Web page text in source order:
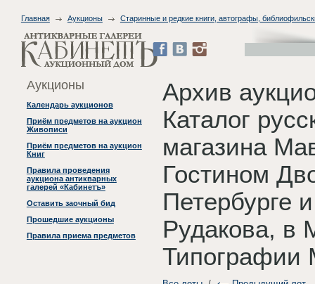
Главная Аукционы Старинные и редкие книги, автографы,
Аукционы
Календарь аукционов
Приём предметов на аукцион
Живописи
Приём предметов на аукцион
Книг
Правила проведения
аукциона антикварных
галерей «Кабинетъ»
Оставить заочный бид
Прошедшие аукционы
Правила приема предметов
Архив
Каталог
магазина
Гостином
Петербурге
Рудакова, в